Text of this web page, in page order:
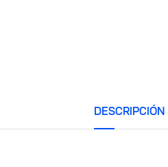
DESCRIPCIÓN